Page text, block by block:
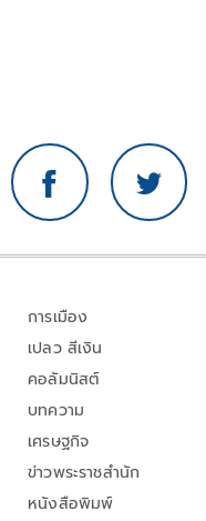
การเมือง
เปลว สีเงิน
คอลัมนิสต์
บทความ
เศรษฐกิจ
ข่าวพระราชสำนัก
หนังสือพิมพ์